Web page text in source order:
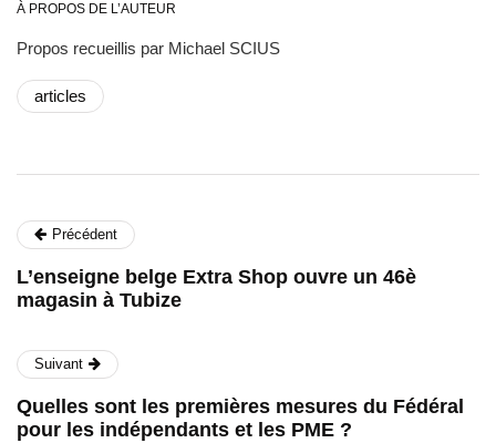
À PROPOS DE L’AUTEUR
Propos recueillis par Michael SCIUS
articles
Précédent
L’enseigne belge Extra Shop ouvre un 46è
magasin à Tubize
Suivant
Quelles sont les premières mesures du Fédéral
pour les indépendants et les PME ?